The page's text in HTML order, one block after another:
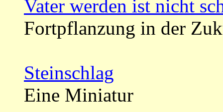
Vater werden ist nicht
Fortpflanzung in der
Steinschlag
Eine Miniatur